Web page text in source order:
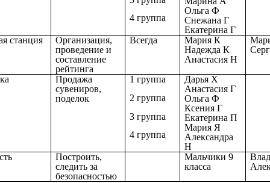
4 группа
Ольга Ф
Снежана Г
Екатерина Г
станция
Организация,
проведение и
составление
рейтинга
Всегда
Мария К
Надежда К
Анастасия Н
Продажа
сувениров,
поделок
1 группа
2 группа
3 группа
4 группа
Дарья Х
Анастасия Г
Ольга Ф
Ксения Г
Екатерина П
Мария Я
Александра
Н
Построить,
следить за
безопасностью
Мальчики 9
класса